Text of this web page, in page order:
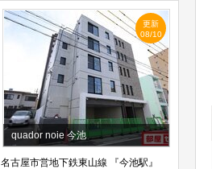
更新
08/10
quador noie 今池
名古屋市営地下鉄東山線 『今池駅』